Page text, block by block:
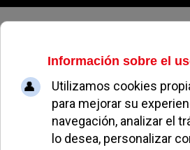
Domingo, 09 de agosto
La gripe A llega al
de Pozuelo